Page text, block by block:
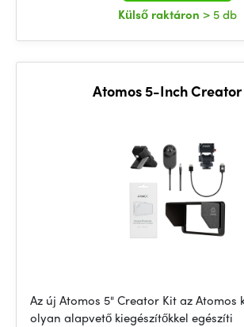
Külső raktáron > 5 db
Atomos 5-Inch
Az új Atomos 5" Creator Kit az Atomos
olyan alapvető kiegészítőkkel egészíti